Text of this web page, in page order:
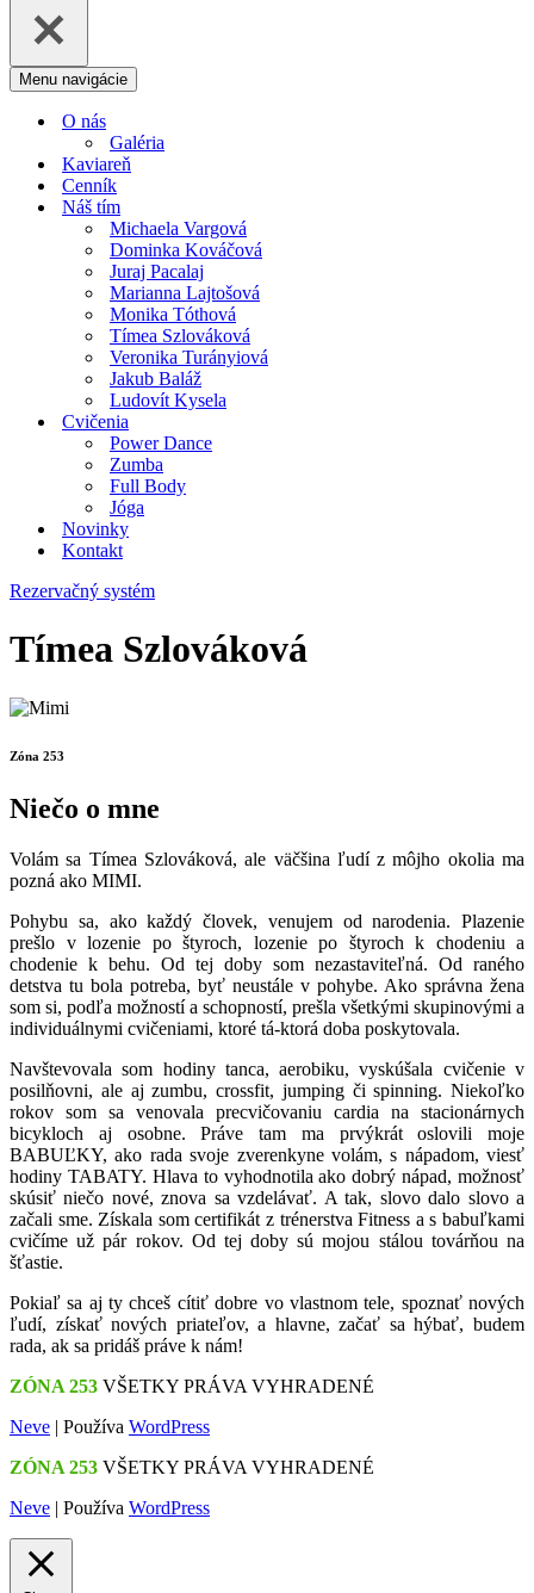
Menu navigácie
O nás
Galéria
Kaviareň
Cenník
Náš tím
Michaela Vargová
Dominka Kováčová
Juraj Pacalaj
Marianna Lajtošová
Monika Tóthová
Tímea Szlováková
Veronika Turányiová
Jakub Baláž
Ludovít Kysela
Cvičenia
Power Dance
Zumba
Full Body
Jóga
Novinky
Kontakt
Rezervačný systém
Tímea Szlováková
Zóna 253
Niečo o mne
Volám sa Tímea Szlováková, ale väčšina ľudí z môjho okolia ma
pozná ako MIMI.
Pohybu sa, ako každý človek, venujem od narodenia. Plazenie
prešlo v lozenie po štyroch, lozenie po štyroch k chodeniu a
chodenie k behu. Od tej doby som nezastaviteľná. Od raného
detstva tu bola potreba, byť neustále v pohybe. Ako správna žena
som si, podľa možností a schopností, prešla všetkými skupinovými a
individuálnymi cvičeniami, ktoré tá-ktorá doba poskytovala.
Navštevovala som hodiny tanca, aerobiku, vyskúšala cvičenie v
posilňovni, ale aj zumbu, crossfit, jumping či spinning. Niekoľko
rokov som sa venovala precvičovaniu cardia na stacionárnych
bicykloch aj osobne. Práve tam ma prvýkrát oslovili moje
BABUĽKY, ako rada svoje zverenkyne volám, s nápadom, viesť
hodiny TABATY. Hlava to vyhodnotila ako dobrý nápad, možnosť
skúsiť niečo nové, znova sa vzdelávať. A tak, slovo dalo slovo a
začali sme. Získala som certifikát z trénerstva Fitness a s babuľkami
cvičíme už pár rokov. Od tej doby sú mojou stálou továrňou na
šťastie.
Pokiaľ sa aj ty chceš cítiť dobre vo vlastnom tele, spoznať nových
ľudí, získať nových priateľov, a hlavne, začať sa hýbať, budem
rada, ak sa pridáš práve k nám!
ZÓNA 253 VŠETKY PRÁVA VYHRADENÉ
Neve | Používa WordPress
ZÓNA 253 VŠETKY PRÁVA VYHRADENÉ
Neve | Používa WordPress